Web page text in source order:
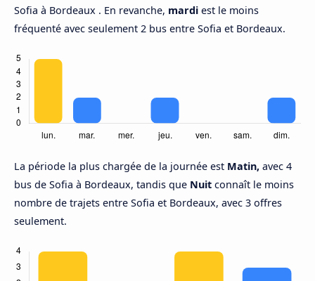
Sofia à Bordeaux . En revanche, mardi est le moins
fréquenté avec seulement 2 bus entre Sofia et Bordeaux.
La période la plus chargée de la journée est Matin, avec 4
bus de Sofia à Bordeaux, tandis que Nuit connaît le moins
nombre de trajets entre Sofia et Bordeaux, avec 3 offres
seulement.